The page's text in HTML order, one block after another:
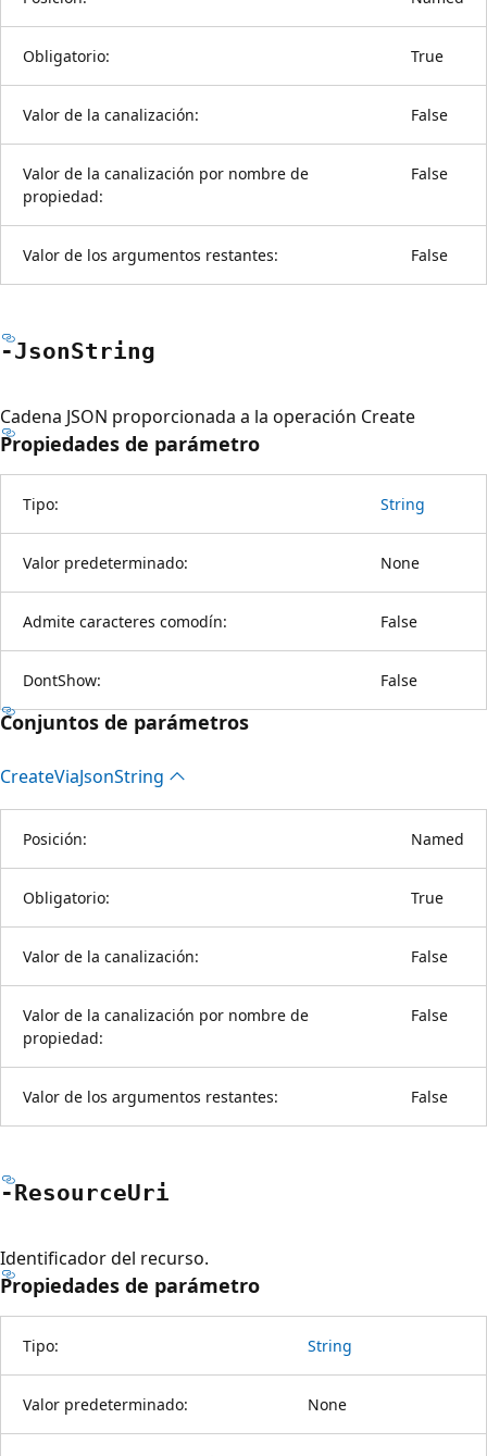
Obligatorio: True
Valor de la canalización: False
Valor de la canalización por nombre de
propiedad:
False
Valor de los argumentos restantes: False
-JsonString
Cadena JSON proporcionada a la operación Create
Propiedades de parámetro
Tipo: String
Valor predeterminado: None
Admite caracteres comodín: False
DontShow: False
Conjuntos de parámetros
CreateViaJsonString
Posición: Named
Obligatorio: True
Valor de la canalización: False
Valor de la canalización por nombre de
propiedad:
False
Valor de los argumentos restantes: False
-ResourceUri
Identificador del recurso.
Propiedades de parámetro
Tipo: String
Valor predeterminado: None